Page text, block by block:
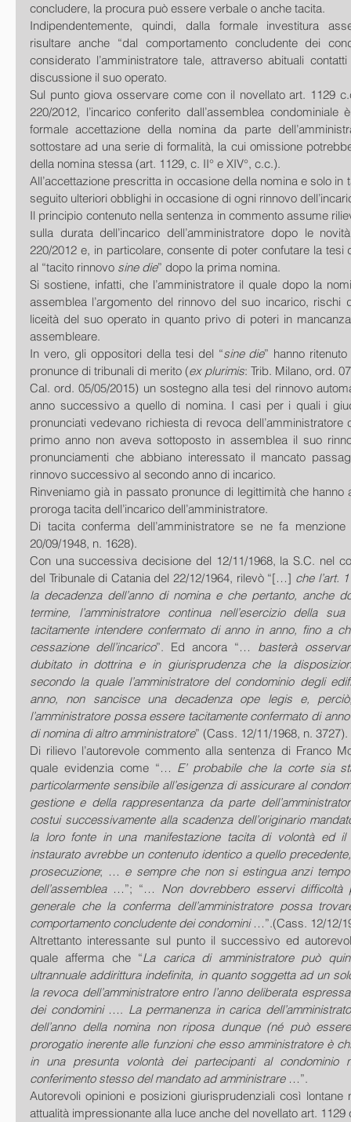
concludere, la procura può essere verbale o anche tacita.
Indipendentemente, quindi, dalla formale investitura
risultare anche “dal comportamento concludente dei
considerato l’amministratore tale, attraverso abituali
discussione il suo operato.
Sul punto giova osservare come con il novellato art. 1129
220/2012, l’incarico conferito dall’assemblea
formale accettazione della nomina da parte
sottostare ad una serie di formalità, la cui omissione
della nomina stessa (art. 1129, c. II° e XIV°, c.c.).
All’accettazione prescritta in occasione della nomina e solo in
seguito ulteriori obblighi in occasione di ogni rinnovo
Il principio contenuto nella sentenza in commento assume
sulla durata dell’incarico dell’amministratore dopo le
220/2012 e, in particolare, consente di poter confutare la tesi
al “tacito rinnovo sine die” dopo la prima nomina.
Si sostiene, infatti, che l’amministratore il quale dopo la
assemblea l’argomento del rinnovo del suo incarico, rischi
liceità del suo operato in quanto privo di poteri in
assembleare.
In vero, gli oppositori della tesi del “sine die” hanno
pronunce di tribunali di merito (ex plurimis: Trib. Milano, ord.
Cal. ord. 05/05/2015) un sostegno alla tesi del rinnovo
anno successivo a quello di nomina. I casi per i quali i
pronunciati vedevano richiesta di revoca
primo anno non aveva sottoposto in assemblea il suo
pronunciamenti che abbiano interessato il mancato
rinnovo successivo al secondo anno di incarico.
Rinveniamo già in passato pronunce di legittimità che hanno
proroga tacita dell’incarico dell’amministratore.
Di tacita conferma dell’amministratore se ne fa
20/09/1948, n. 1628).
Con una successiva decisione del 12/11/1968, la S.C. nel
del Tribunale di Catania del 22/12/1964, rilevò “[…] che l’art.
la decadenza dell’anno di nomina e che pertanto, anche
termine, l’amministratore continua nell’esercizio della
tacitamente intendere confermato di anno in anno, fino a
cessazione dell’incarico”. Ed ancora “… basterà
dubitato in dottrina e in giurisprudenza che la
secondo la quale l’amministratore del condominio degli
anno, non sancisce una decadenza ope legis e,
l’amministratore possa essere tacitamente confermato di
di nomina di altro amministratore” (Cass. 12/11/1968, n. 3727).
Di rilievo l’autorevole commento alla sentenza di Franco
quale evidenzia come “… E’ probabile che la corte sia
particolarmente sensibile all’esigenza di assicurare al
gestione e della rappresentanza da parte
costui successivamente alla scadenza dell’originario
la loro fonte in una manifestazione tacita di volontà ed
instaurato avrebbe un contenuto identico a quello
prosecuzione; … e sempre che non si estingua anzi
dell’assemblea …”; “… Non dovrebbero esservi difficoltà
generale che la conferma dell’amministratore possa
comportamento concludente dei condomini …”.(Cass. 12/12/
Altrettanto interessante sul punto il successivo ed
quale afferma che “La carica di amministratore può
ultrannuale addirittura indefinita, in quanto soggetta ad un
la revoca dell’amministratore entro l’anno deliberata
dei condomini …. La permanenza in carica
dell’anno della nomina non riposa dunque (né può
prorogatio inerente alle funzioni che esso amministratore è
in una presunta volontà dei partecipanti al condominio
conferimento stesso del mandato ad amministrare …”.
Autorevoli opinioni e posizioni giurisprudenziali così
attualità impressionante alla luce anche del novellato art. 1129